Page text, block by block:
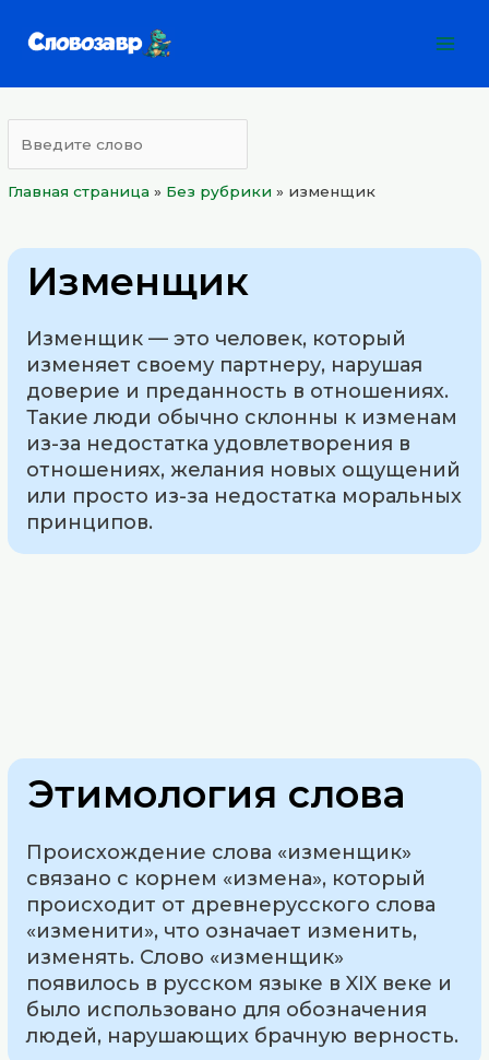
Главная страница » Без рубрики » изменщик
Изменщик
Изменщик — это человек, который
изменяет своему партнеру, нарушая
доверие и преданность в отношениях.
Такие люди обычно склонны к изменам
из-за недостатка удовлетворения в
отношениях, желания новых ощущений
или просто из-за недостатка моральных
принципов.
Этимология слова
Происхождение слова «изменщик»
связано с корнем «измена», который
происходит от древнерусского слова
«изменити», что означает изменить,
изменять. Слово «изменщик»
появилось в русском языке в XIX веке и
было использовано для обозначения
людей, нарушающих брачную верность.